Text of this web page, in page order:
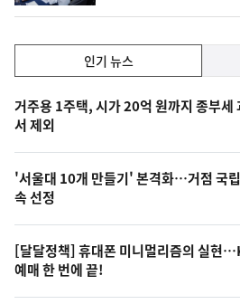
기,
최
신,
오
늘
의
영
상
인기 뉴스
인
기
뉴
스
거주용 1주택, 시가 20억 원까지 종부세
서 제외
'서울대 10개 만들기' 본격화…거점 국
속 선정
[달달정책] 휴대폰 미니멀리즘의 실현
예매 한 번에 끝!